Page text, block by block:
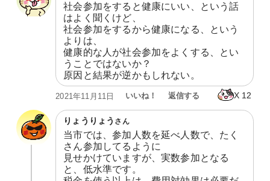
社会参加をすると健康にいい、という話
はよく聞くけど、
社会参加をするから健康になる、という
よりは、
健康的な人が社会参加をよくする、とい
うことではないか？
原因と結果が逆かもしれない。
X 12
2021年11月11日 いいね！ 返信する
りょうりょう さん
当市では、参加人数を延べ人数で、たく
さん参加してるように
見せかけていますが、実数参加となる
と、低水準です。